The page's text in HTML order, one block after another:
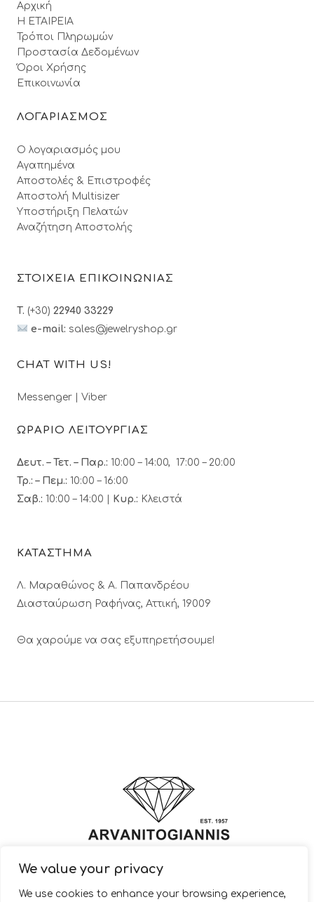
We value your privacy
We use cookies to enhance your browsing experience,
Αρχική
Η ΕΤΑΙΡΕΙΑ
Τρόποι Πληρωμών
Προστασία Δεδομένων
Όροι Xρήσης
Επικοινωνία
ΛΟΓΑΡΙΑΣΜΟΣ
Ο λογαριασμός μου
Αγαπημένα
Αποστολές & Επιστροφές
Αποστολή Multisizer
Υποστήριξη Πελατών
Αναζήτηση Αποστολής
ΣΤΟΙΧΕΙΑ ΕΠΙΚΟΙΝΩΝΙΑΣ
T. (+30) 22940 33229
e-mail: sales@jewelryshop.gr
CHAT WITH US!
Messenger Viber
ΩΡΑΡΙΟ ΛΕΙΤΟΥΡΓΙΑΣ
Δευτ. – Τετ. – Παρ.: 10:00 – 14:00, 17:00 – 20:00
Τρ.: – Πεμ.: 10:00 – 16:00
Σαβ.: 10:00 – 14:00 | Κυρ.: Κλειστά
ΚΑΤΑΣΤΗΜΑ
Λ. Μαραθώνος & A. Παπανδρέου
Διασταύρωση Ραφήνας, Αττική, 19009
Θα χαρούμε να σας εξυπηρετήσουμε!
© 2022 ARVANITOGIANNIS – Jewelry Design & Manufacturing |
JewelryShop.gr